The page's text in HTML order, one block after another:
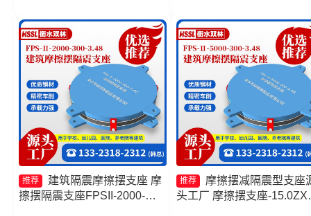
推荐
建筑隔震摩擦摆支座 摩
擦摆隔震支座FPSII-2000-
推荐
摩擦摆减隔震型支座
头工厂 摩擦摆支座-15.0ZX